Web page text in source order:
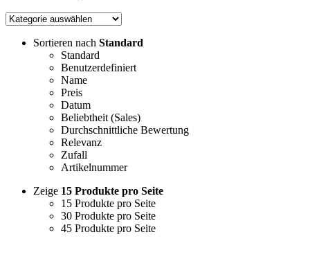
Sortieren nach Standard
Standard
Benutzerdefiniert
Name
Preis
Datum
Beliebtheit (Sales)
Durchschnittliche Bewertung
Relevanz
Zufall
Artikelnummer
Zeige 15 Produkte pro Seite
15 Produkte pro Seite
30 Produkte pro Seite
45 Produkte pro Seite